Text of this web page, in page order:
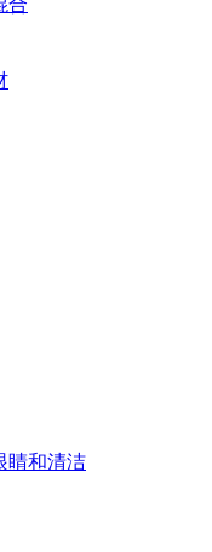
合
睛和清洁